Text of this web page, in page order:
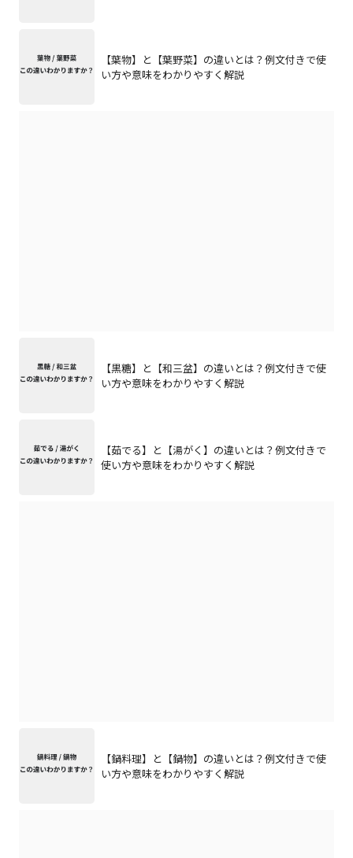
【葉物】と【葉野菜】の違いとは？例文付きで使
い方や意味をわかりやすく解説
【黒糖】と【和三盆】の違いとは？例文付きで使
い方や意味をわかりやすく解説
【茹でる】と【湯がく】の違いとは？例文付きで
使い方や意味をわかりやすく解説
【鍋料理】と【鍋物】の違いとは？例文付きで使
い方や意味をわかりやすく解説